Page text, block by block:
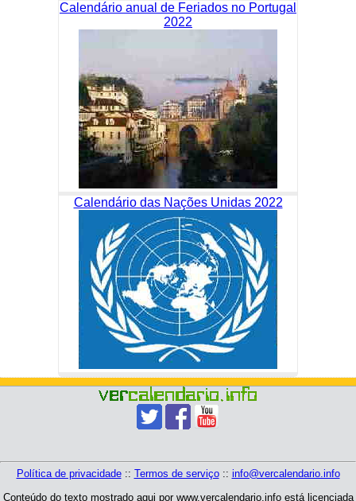
Calendário anual de Feriados no Portugal
2022
Calendário das Nações Unidas 2022
Política de privacidade:: Termos de serviço:: info@vercalendario.info
Conteúdo do texto mostrado aqui por www.vercalendario.info está licenciada